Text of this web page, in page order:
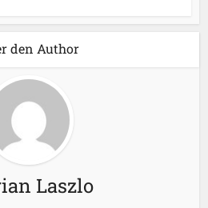
den Author
Laszlo